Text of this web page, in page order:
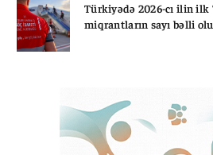
Türkiyədə 2026-cı ilin ilk
miqrantların sayı bəlli